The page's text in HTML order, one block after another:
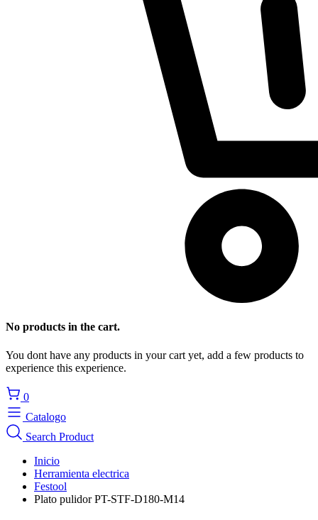
No products in the cart.
You dont have any products in your cart yet, add a few products to
experience this experience.
0
Catalogo
Search Product
Inicio
Herramienta electrica
Festool
Plato pulidor PT-STF-D180-M14